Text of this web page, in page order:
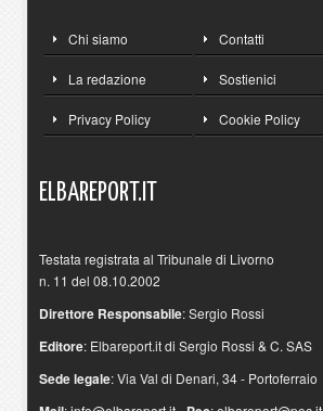
Chi siamo Contatti
La redazione Sostienici
Privacy Policy Cookie Policy
ELBAREPORT.IT
Testata registrata al Tribunale di Livorno
n. 11 del 08.10.2002
Direttore Responsabile: Sergio Rossi
Editore: Elbareport.it di Sergio Rossi & C. SAS
Sede legale: Via Val di Denari, 34 - Portoferraio